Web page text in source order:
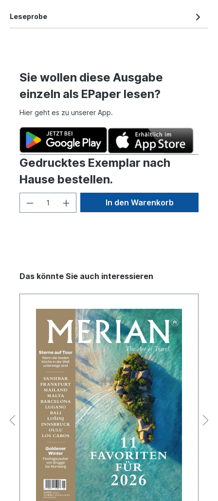
Leseprobe
Sie wollen diese Ausgabe
einzeln als EPaper lesen?
Hier geht es zu unserer App.
Gedrucktes Exemplar nach
Hause bestellen.
In den Warenkorb
Das könnte Sie auch interessieren